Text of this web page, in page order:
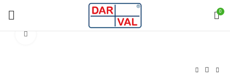
0